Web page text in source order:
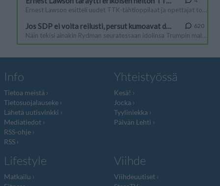
Info
Tietoa meistä
Tietosuojalauseke
Lähetä uutisvinkki
Mediatiedot
RSS-ohje
RSS
Yhteistyössä
Kesä!
Jocka
Tyyliniekka
Päivän Lehti
Lifestyle
Matkailu
Viihde
Viihdeuutiset